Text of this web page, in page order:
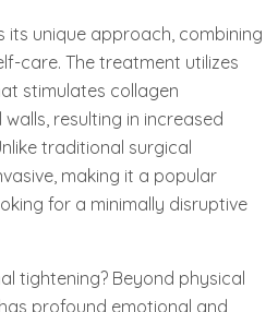
its unique approach, combining
care. The treatment utilizes
stimulates collagen
resulting in increased
traditional surgical
making it a popular
for a minimally disruptive
tightening? Beyond physical
profound emotional and